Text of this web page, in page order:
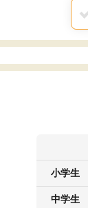
小学生
中学生